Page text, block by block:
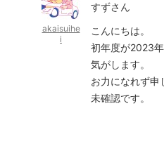
akaisuihe
i
すずさん
こんにちは。
初年度が2023
気がします。
お力になれず申
未確認です。